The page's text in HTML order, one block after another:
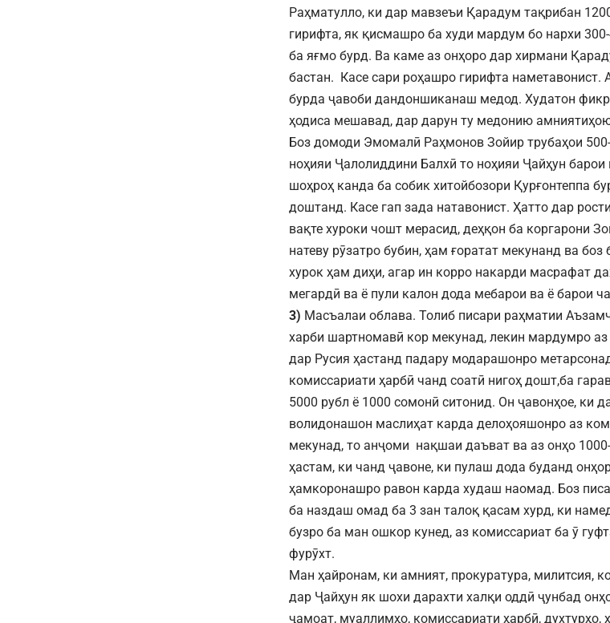
Раҳматулло, ки дар мавзеъи Қарадум тақрибан
гирифта, як қисмашро ба худи мардум бо нархи
ба яғмо бурд. Ва каме аз онҳоро дар хирмани
бастан. Касе сари роҳашро гирифта
бурда ҷавоби дандоншиканаш медод. Худатон
ҳодиса мешавад, дар дарун ту медонию
Боз домоди Эмомалӣ Раҳмонов Зойир трубаҳои
ноҳияи Ҷалолиддини Балхӣ то ноҳияи Ҷайҳун
шоҳроҳ канда ба собик хитойбозори Қурғонтеппа
доштанд. Касе гап зада натавонист. Ҳатто дар
вақте хуроки чошт мерасид, деҳқон ба коргарони
натеву рӯзатро бубин, ҳам ғоратат мекунанд ва
хурок ҳам диҳи, агар ин корро накарди масрафат
мегардӣ ва ё пули калон дода мебарои ва ё барои
3) Масъалаи облава. Толиб писари раҳматии
харби шартномавӣ кор мекунад, лекин мардумро
дар Русия ҳастанд падару модарашонро
комиссариати ҳарбӣ чанд соатӣ нигоҳ дошт,ба
5000 рубл ё 1000 сомонӣ ситонид. Он ҷавонҳое, ки
волидонашон маслиҳат карда делоҳояшонро аз
мекунад, то анҷоми нақшаи даъват ва аз онҳо
ҳастам, ки чанд ҷавоне, ки пулаш дода буданд
ҳамкоронашро равон карда худаш наомад. Боз
ба наздаш омад ба 3 зан талоқ қасам хурд, ки
бузро ба ман ошкор кунед, аз комиссариат ба ӯ
фурӯхт.
Ман ҳайронам, ки амният, прокуратура, милитсия,
дар Ҷайҳун як шохи дарахти халқи оддӣ ҷунбад
ҷамоат, муаллимҳо, комиссариати ҳарбӣ, духтурҳо,